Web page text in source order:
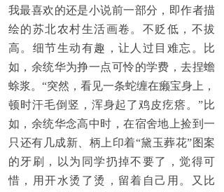
我最喜欢的还是小说前一部分，即作者描
绘的苏北农村生活画卷。不贬低，不拔
高。细节生动有趣，让人过目难忘。比
如，余统华为挣一点可怜的学费，去捏蟾
蜍浆。“突然，看见一条蛇缠在癞宝身上，
顿时汗毛倒竖，浑身起了鸡皮疙瘩。”比
如，余统华念高中时，在宿舍地上捡到一
只还有几成新、柄上印着“黛玉葬花”图案
的牙刷，以为同学扔掉不要了，觉得可
惜，用开水烫了烫，留着自己用。又比